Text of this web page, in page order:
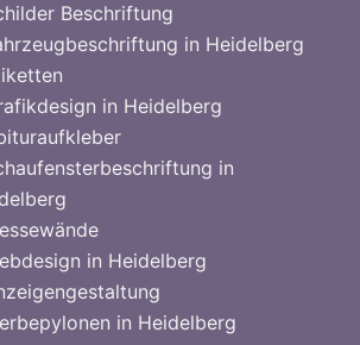
Beschriftung
in Heidelberg
in Heidelberg
in
in Heidelberg
in Heidelberg